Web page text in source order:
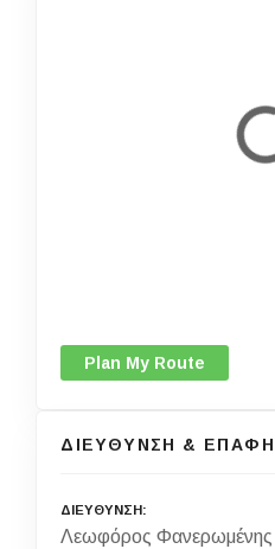
Plan My Route
ΔΙΕΥΘΥΝΣΗ & ΕΠΑΦΗ
ΔΙΕΥΘΥΝΣΗ
Λεωφόρος Φανερωμένης